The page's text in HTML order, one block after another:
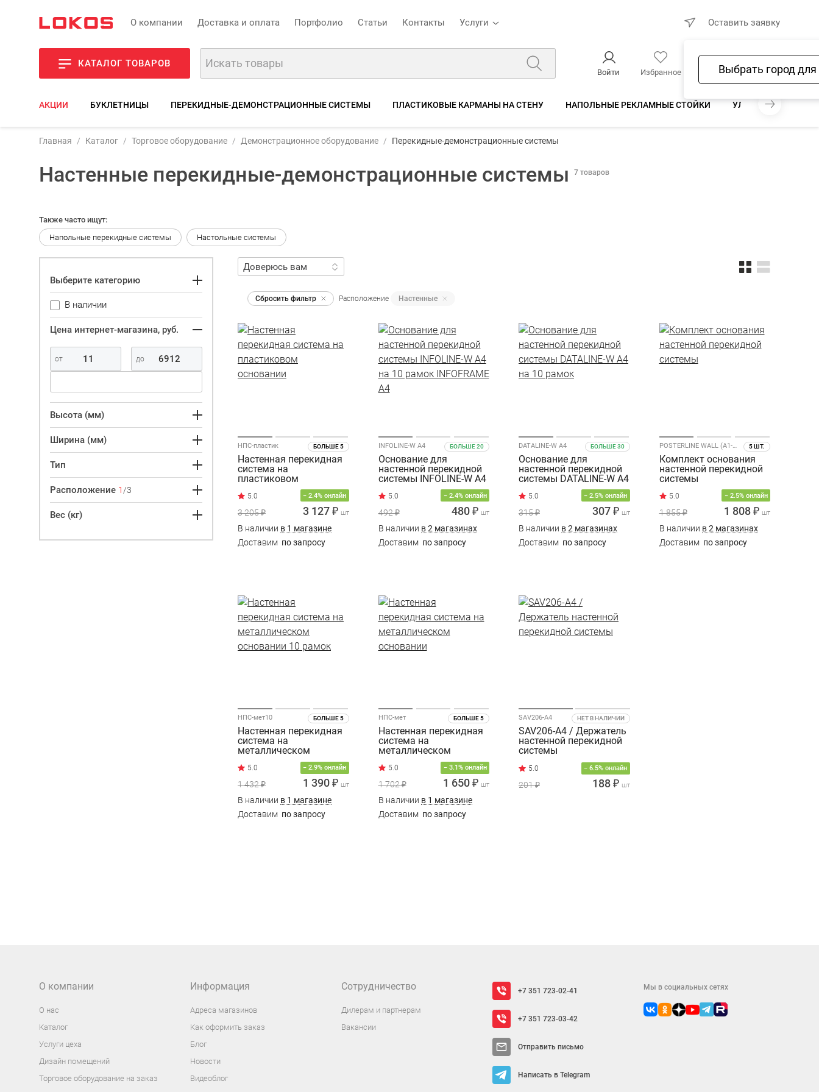
О компании Доставка и оплата Портфолио Статьи Контакты Услуги
Выбрать город
Оставить заявку
КАТАЛОГ ТОВАРОВ
Войти Избранное Сравнение Корзина
АКЦИИ БУКЛЕТНИЦЫ ПЕРЕКИДНЫЕ-ДЕМОНСТРАЦИОННЫЕ СИСТЕМЫ ПЛАСТИКОВЫЕ КАРМАНЫ НА СТЕНУ НАПОЛЬНЫЕ РЕКЛАМНЫЕ СТОЙКИ УЛИЧНЫЕ СТОЙКИ
Главная Каталог Торговое оборудование Демонстрационное оборудование Перекидные-демонстрационные системы
Настенные перекидные-демонстрационные системы 7 товаров
Также часто ищут:
Напольные перекидные системы
Настольные системы
Выберите категорию
В наличии
Цена интернет-магазина, руб.
Высота (мм)
Ширина (мм)
Тип
Расположение 1 /3
Вес (кг)
Сбросить фильтр Расположение Настенные
БОЛЬШЕ 5
НПС-пластик
Настенная перекидная
система на
пластиковом
− 2.4% онлайн
3 205 ₽ 3 127 ₽ шт
В наличии в 1 магазине
Доставим по запросу
БОЛЬШЕ 20
INFOLINE-W A4
Основание для
настенной перекидной
системы INFOLINE-W A4
INFOFRAME A4− 2.4% онлайн
492 ₽ 480 ₽ шт
В наличии в 2 магазинах
Доставим по запросу
БОЛЬШЕ 30
DATALINE-W A4
Основание для
настенной перекидной
системы DATALINE-W A4
− 2.5% онлайн
315 ₽ 307 ₽ шт
В наличии в 2 магазинах
Доставим по запросу
5 ШТ.
POSTERLINE WALL (А1-А3)
Комплект основания
настенной перекидной
системы
− 2.5% онлайн
1 855 ₽ 1 808 ₽ шт
В наличии в 2 магазинах
Доставим по запросу
БОЛЬШЕ 5
НПС-мет10
Настенная перекидная
система на
металлическом
основании 10 рамок
− 2.9% онлайн
1 432 ₽ 1 390 ₽ шт
В наличии в 1 магазине
Доставим по запросу
БОЛЬШЕ 5
НПС-мет
Настенная перекидная
система на
металлическом
− 3.1% онлайн
1 702 ₽ 1 650 ₽ шт
В наличии в 1 магазине
Доставим по запросу
НЕТ В НАЛИЧИИ
SAV206-A4
SAV206-A4 / Держатель
настенной перекидной
системы
− 6.5% онлайн
201 ₽ 188 ₽ шт
О компании
О нас
Каталог
Услуги цеха
Дизайн помещений
Торговое оборудование на заказ
Информация
Адреса магазинов
Как оформить заказ
Блог
Новости
Видеоблог
Сотрудничество
Дилерам и партнерам
Вакансии
+7 351 723-02-41
+7 351 723-03-42
Отправить письмо
Написать в Telegram
Мы в социальных сетях